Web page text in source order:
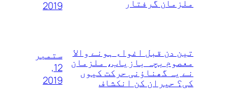
ملزمان گرفتار
2019
تین دن قبل اغواء ہونے والا
معصوم بچہ بازیاب، ملزمان
نے یہ گھناؤنی حرکت کیوں
کی؟ حیران کن انکشاف
ستمبر
12,
2019